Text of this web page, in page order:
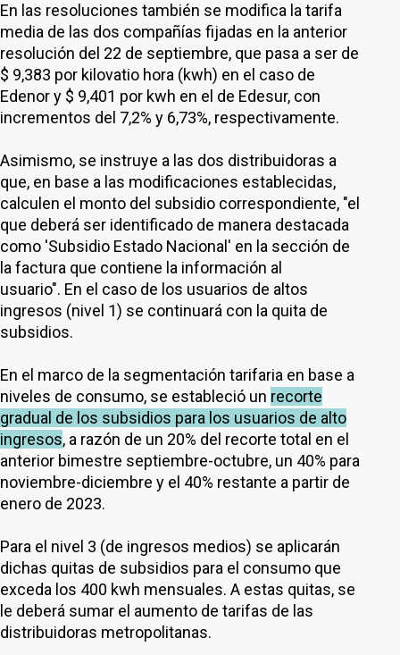
En las resoluciones también se modifica la tarifa
media de las dos compañías fijadas en la anterior
resolución del 22 de septiembre, que pasa a ser de
$ 9,383 por kilovatio hora (kwh) en el caso de
Edenor y $ 9,401 por kwh en el de Edesur, con
incrementos del 7,2% y 6,73%, respectivamente.
Asimismo, se instruye a las dos distribuidoras a
que, en base a las modificaciones establecidas,
calculen el monto del subsidio correspondiente, "el
que deberá ser identificado de manera destacada
como 'Subsidio Estado Nacional' en la sección de
la factura que contiene la información al
usuario". En el caso de los usuarios de altos
ingresos (nivel 1) se continuará con la quita de
subsidios.
En el marco de la segmentación tarifaria en base a
niveles de consumo, se estableció un recorte
gradual de los subsidios para los usuarios de alto
ingresos, a razón de un 20% del recorte total en el
anterior bimestre septiembre-octubre, un 40% para
noviembre-diciembre y el 40% restante a partir de
enero de 2023.
Para el nivel 3 (de ingresos medios) se aplicarán
dichas quitas de subsidios para el consumo que
exceda los 400 kwh mensuales. A estas quitas, se
le deberá sumar el aumento de tarifas de las
distribuidoras metropolitanas.